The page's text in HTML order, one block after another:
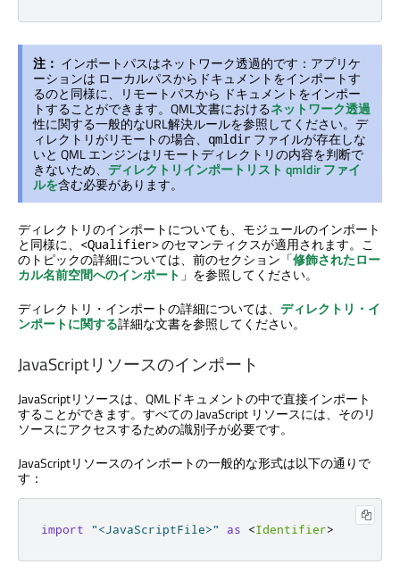
注： インポートパスはネットワーク透過的です：アプリケ
ーションは ローカルパスからドキュメントをインポートす
るのと同様に、リモートパスから ドキュメントをインポー
トすることができます。QML文書におけるネットワーク透過
性に関する一般的なURL解決ルールを参照してください。デ
ィレクトリがリモートの場合、 qmldir ファイルが存在しな
いと QML エンジンはリモートディレクトリの内容を判断で
きないため、 ディレクトリインポートリスト qmldir ファイ
ルを含む必要があります。
ディレクトリのインポートについても、モジュールのインポート
と同様に、 <Qualifier>のセマンティクスが適用されます。こ
のトピックの詳細については、前のセクション「修飾されたロー
カル名前空間へのインポート 」を参照してください。
ディレクトリ・インポートの詳細については、 ディレクトリ・イ
ンポートに関する詳細な文書を参照してください。
JavaScriptリソースのインポート
JavaScriptリソースは、QMLドキュメントの中で直接インポート
することができます。すべての JavaScript リソースには、そのリ
ソースにアクセスするための識別子が必要です。
JavaScriptリソースのインポートの一般的な形式は以下の通りで
す：
import "<JavaScriptFile>" as <Identifier>